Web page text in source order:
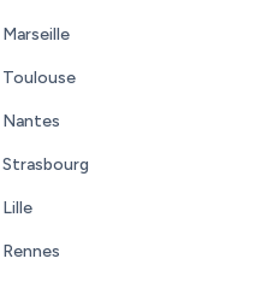
Marseille
Toulouse
Nantes
Strasbourg
Lille
Rennes